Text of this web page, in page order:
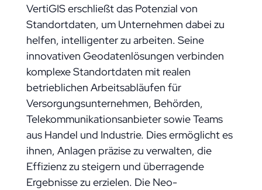
VertiGIS erschließt das Potenzial von
Standortdaten, um Unternehmen dabei zu
helfen, intelligenter zu arbeiten. Seine
innovativen Geodatenlösungen verbinden
komplexe Standortdaten mit realen
betrieblichen Arbeitsabläufen für
Versorgungsunternehmen, Behörden,
Telekommunikationsanbieter sowie Teams
aus Handel und Industrie. Dies ermöglicht es
ihnen, Anlagen präzise zu verwalten, die
Effizienz zu steigern und überragende
Ergebnisse zu erzielen. Die Neo-